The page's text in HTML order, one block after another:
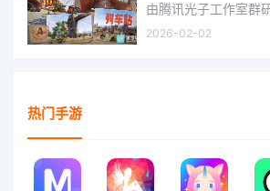
2026-02-02
热门手游